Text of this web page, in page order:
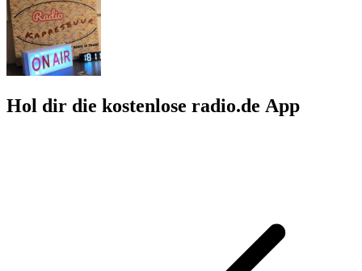
Hol dir die kostenlose radio.de App